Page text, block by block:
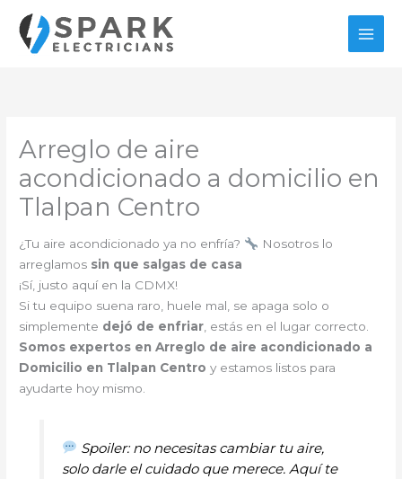
contenido
Arreglo de aire
acondicionado a domicilio en
Tlalpan Centro
¿Tu aire acondicionado ya no enfría?
Nosotros lo
arreglamos sin que salgas de casa
¡Sí, justo aquí en la CDMX!
Si tu equipo suena raro, huele mal, se apaga solo o
simplemente dejó de enfriar, estás en el lugar correcto.
Somos expertos en Arreglo de aire acondicionado a
Domicilio en Tlalpan Centro y estamos listos para
ayudarte hoy mismo.
Spoiler: no necesitas cambiar tu aire,
solo darle el cuidado que merece. Aquí te